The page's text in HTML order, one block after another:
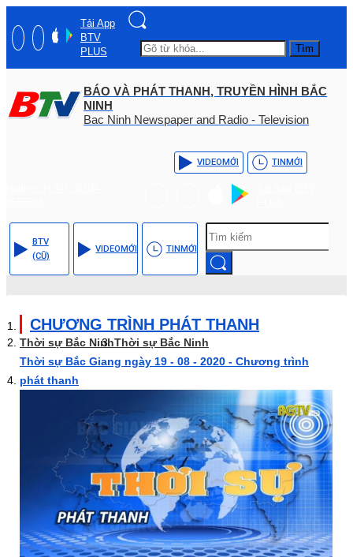
Tải App
BTV
PLUS
Tìm
BÁO VÀ PHÁT THANH, TRUYỀN HÌNH BẮC
NINH
Bac Ninh Newspaper and Radio - Television
VIDEOMỚI TINMỚI
BTV
(CŨ)
VIDEOMỚI TINMỚI
CHƯƠNG TRÌNH PHÁT THANH
Thời sự Bắc NinhThời sự Bắc Ninh
Thời sự Bắc Giang ngày 19 - 08 - 2020 - Chương trình
phát thanh